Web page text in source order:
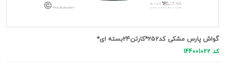
گواش پارس مشکی کد252*کارتن24بسته ای*
کد 144001022